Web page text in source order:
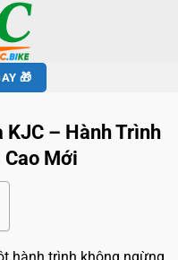
🎁
KJC – Hành Trình
Mới